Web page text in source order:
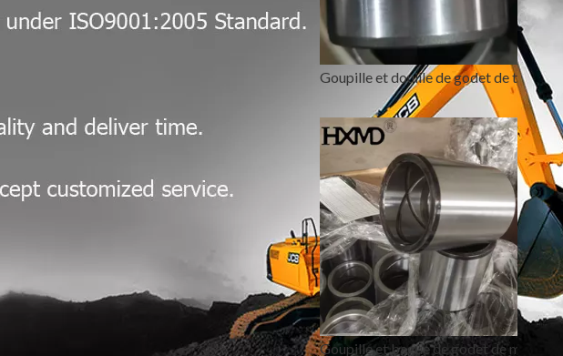
Goupille et douille de godet de tracteur de 80 mm en or forgé